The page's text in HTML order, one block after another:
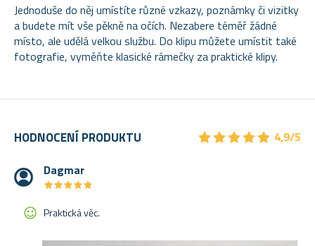
Jednoduše do něj umístíte různé vzkazy, poznámky či vizitky
a budete mít vše pěkně na očích. Nezabere téměř žádné
místo, ale udělá velkou službu. Do klipu můžete umístit také
fotografie, vyměňte klasické rámečky za praktické klipy.
HODNOCENÍ PRODUKTU ★★★★★
★★★★★ 4,9/5
Dagmar
★★★★★
★★★★★
Praktická věc.